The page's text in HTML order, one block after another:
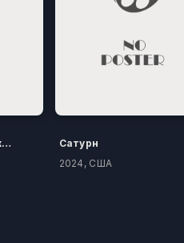
Дом на проклятом холме
Сатурн
2024, США